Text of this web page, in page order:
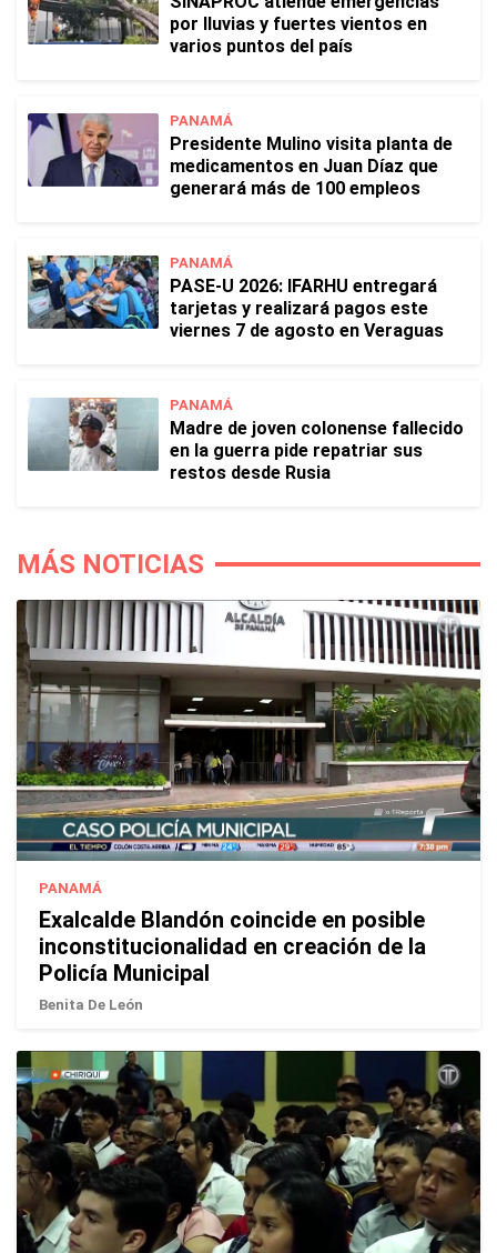
por lluvias y fuertes vientos en
varios puntos del país
PANAMÁ
Presidente Mulino visita planta de
medicamentos en Juan Díaz que
generará más de 100 empleos
PANAMÁ
PASE-U 2026: IFARHU entregará
tarjetas y realizará pagos este
viernes 7 de agosto en Veraguas
PANAMÁ
Madre de joven colonense fallecido
en la guerra pide repatriar sus
restos desde Rusia
MÁS NOTICIAS
PANAMÁ
Exalcalde Blandón coincide en posible
inconstitucionalidad en creación de la
Policía Municipal
Benita De León